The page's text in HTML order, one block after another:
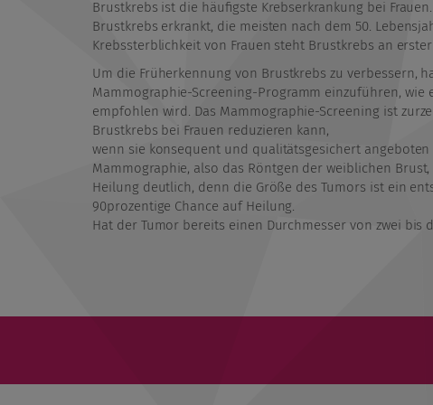
Brustkrebs ist die häufigste Krebserkrankung bei
Brustkrebs erkrankt, die meisten nach dem 50.
Krebssterblichkeit von Frauen steht Brustkrebs an
Um die Früherkennung von Brustkrebs zu verbessern,
Mammographie-Screening-Programm einzuführen,
empfohlen wird. Das Mammographie-Screening ist
Brustkrebs bei Frauen reduzieren kann,
wenn sie konsequent und qualitätsgesichert
Mammographie, also das Röntgen der weiblichen
Heilung deutlich, denn die Größe des Tumors ist ein
90prozentige Chance auf Heilung.
Hat der Tumor bereits einen Durchmesser von zwei